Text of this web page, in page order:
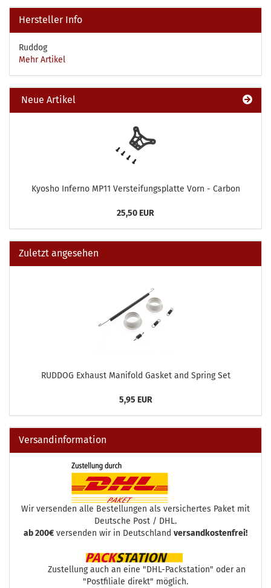
Hersteller Info
Ruddog
Mehr Artikel
Neue Artikel
Kyosho Inferno MP11 Versteifungsplatte Vorn - Carbon
25,50 EUR
Zuletzt angesehen
RUDDOG Exhaust Manifold Gasket and Spring Set
5,95 EUR
Versandinformation
Wir versenden alle Bestellungen als versichertes Paket mit
Deutsche Post / DHL.
ab 200€ versenden wir in Deutschland versandkostenfrei!
Zustellung auch an eine "DHL-Packstation" oder an
"Postfiliale direkt" möglich.